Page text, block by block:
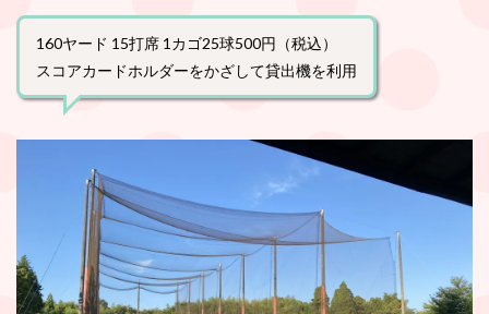
160ヤード 15打席 1カゴ25球500円（税込）
スコアカードホルダーをかざして貸出機を利用